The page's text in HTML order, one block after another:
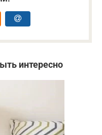
интересно